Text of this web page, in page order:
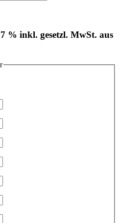
% inkl. gesetzl. MwSt. aus